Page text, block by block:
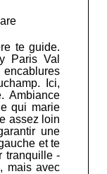
te guide.
Paris Val
Ici,
Ambiance
qui marie
assez loin
une
et te
tranquille -
mais avec